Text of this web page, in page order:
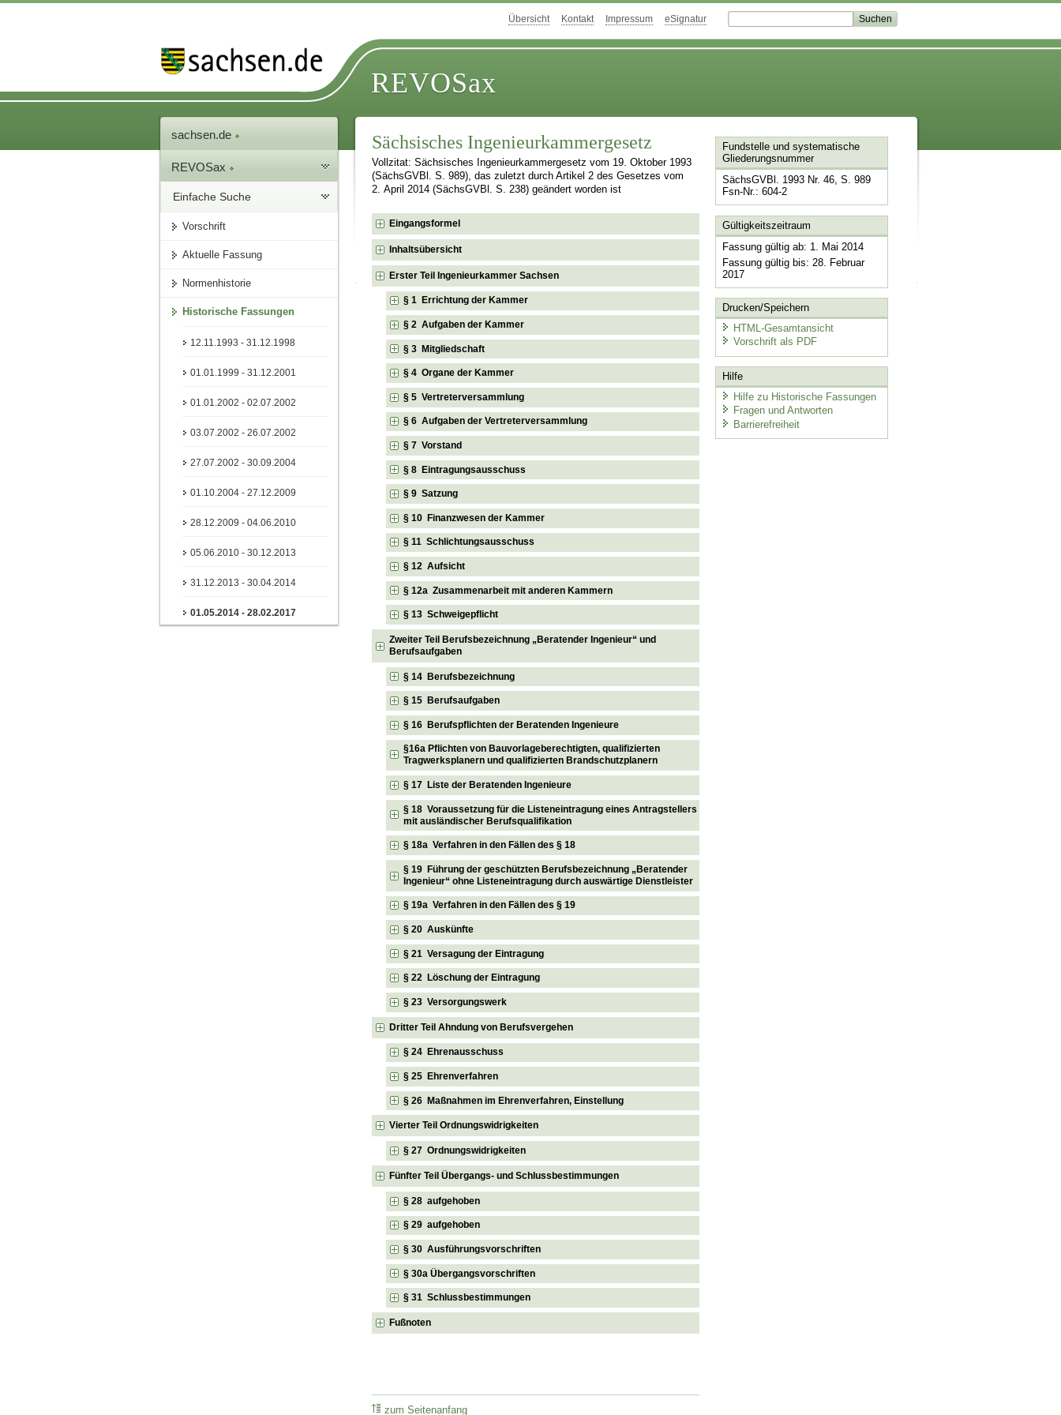
Übersicht Kontakt Impressum eSignatur
REVOSax
sachsen.de
REVOSax
Einfache Suche
Vorschrift
Aktuelle Fassung
Normenhistorie
Historische Fassungen
12.11.1993 - 31.12.1998
01.01.1999 - 31.12.2001
01.01.2002 - 02.07.2002
03.07.2002 - 26.07.2002
27.07.2002 - 30.09.2004
01.10.2004 - 27.12.2009
28.12.2009 - 04.06.2010
05.06.2010 - 30.12.2013
31.12.2013 - 30.04.2014
01.05.2014 - 28.02.2017
Sächsisches Ingenieurkammergesetz
Vollzitat: Sächsisches Ingenieurkammergesetz vom 19. Oktober 1993
(SächsGVBl. S. 989), das zuletzt durch Artikel 2 des Gesetzes vom
2. April 2014 (SächsGVBl. S. 238) geändert worden ist
Eingangsformel
Inhaltsübersicht
Erster Teil Ingenieurkammer Sachsen
§ 1 Errichtung der Kammer
§ 2 Aufgaben der Kammer
§ 3 Mitgliedschaft
§ 4 Organe der Kammer
§ 5 Vertreterversammlung
§ 6 Aufgaben der Vertreterversammlung
§ 7 Vorstand
§ 8 Eintragungsausschuss
§ 9 Satzung
§ 10 Finanzwesen der Kammer
§ 11 Schlichtungsausschuss
§ 12 Aufsicht
§ 12a Zusammenarbeit mit anderen Kammern
§ 13 Schweigepflicht
Zweiter Teil Berufsbezeichnung „Beratender Ingenieur“ und
Berufsaufgaben
§ 14 Berufsbezeichnung
§ 15 Berufsaufgaben
§ 16 Berufspflichten der Beratenden Ingenieure
§16a Pflichten von Bauvorlageberechtigten, qualifizierten
Tragwerksplanern und qualifizierten Brandschutzplanern
§ 17 Liste der Beratenden Ingenieure
§ 18 Voraussetzung für die Listeneintragung eines Antragstellers
mit ausländischer Berufsqualifikation
§ 18a Verfahren in den Fällen des § 18
§ 19 Führung der geschützten Berufsbezeichnung „Beratender
Ingenieur“ ohne Listeneintragung durch auswärtige Dienstleister
§ 19a Verfahren in den Fällen des § 19
§ 20 Auskünfte
§ 21 Versagung der Eintragung
§ 22 Löschung der Eintragung
§ 23 Versorgungswerk
Dritter Teil Ahndung von Berufsvergehen
§ 24 Ehrenausschuss
§ 25 Ehrenverfahren
§ 26 Maßnahmen im Ehrenverfahren, Einstellung
Vierter Teil Ordnungswidrigkeiten
§ 27 Ordnungswidrigkeiten
Fünfter Teil Übergangs- und Schlussbestimmungen
§ 28 aufgehoben
§ 29 aufgehoben
§ 30 Ausführungsvorschriften
§ 30a Übergangsvorschriften
§ 31 Schlussbestimmungen
Fußnoten
zum Seitenanfang
Fundstelle und systematische
Gliederungsnummer
SächsGVBl. 1993 Nr. 46, S. 989
Fsn-Nr.: 604-2
Gültigkeitszeitraum
Fassung gültig ab: 1. Mai 2014
Fassung gültig bis: 28. Februar
2017
Drucken/Speichern
HTML-Gesamtansicht
Vorschrift als PDF
Hilfe
Hilfe zu Historische Fassungen
Fragen und Antworten
Barrierefreiheit